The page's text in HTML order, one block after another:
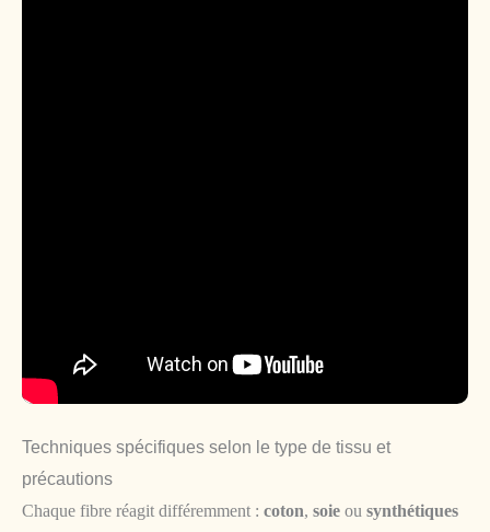
Techniques spécifiques selon le type de tissu et
précautions
Chaque fibre réagit différemment : coton, soie ou synthétiques